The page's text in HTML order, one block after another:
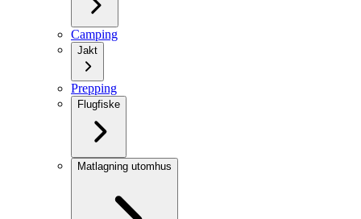
Camping
Jakt
Prepping
Flugfiske
Matlagning utomhus